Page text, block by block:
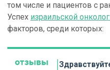
том числе и пациентов с
Успех израильской
факторов, среди которых: